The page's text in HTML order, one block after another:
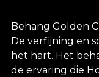
Behang Golden
De verfijning en
het hart. Het
de ervaring die